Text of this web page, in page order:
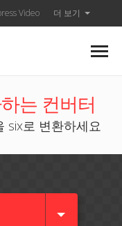
Video 더 보기
는 컨버터
six로 변환하세요